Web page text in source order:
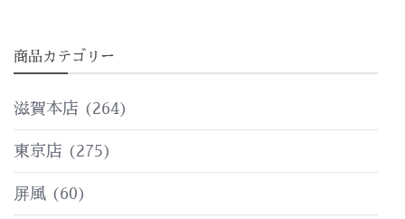
価
格
価
格
商品カテゴリー
滋賀本店 (264)
東京店 (275)
屏風 (60)